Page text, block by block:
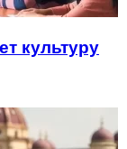
культуру